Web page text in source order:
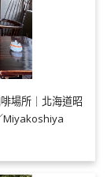
場所｜北海道昭
Miyakoshiya